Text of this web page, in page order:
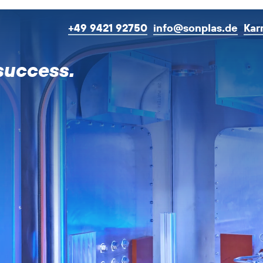
+49 9421 92750 info@sonplas.de